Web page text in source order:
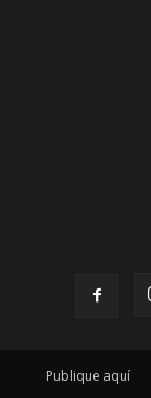
Publique aquí